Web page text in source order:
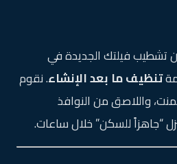
تشطيب فيلتك الجديدة في
تنظيف ما بعد الإنشاء. نقوم
واللاصق من النوافذ
“جاهزاً للسكن” خلال ساعات.